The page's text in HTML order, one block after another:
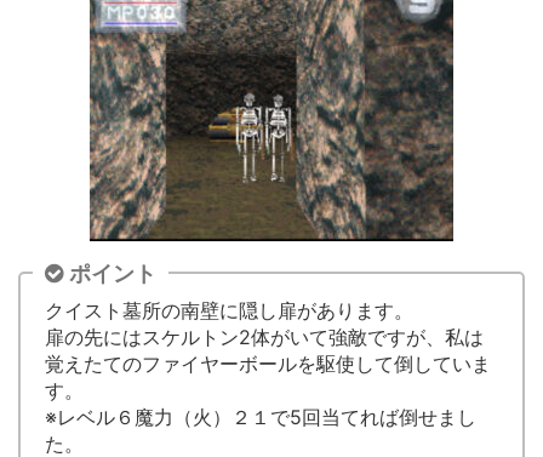
ポイント
クイスト墓所の南壁に隠し扉があります。
扉の先にはスケルトン2体がいて強敵ですが、私は
覚えたてのファイヤーボールを駆使して倒していま
す。
※レベル６魔力（火）２１で5回当てれば倒せまし
た。